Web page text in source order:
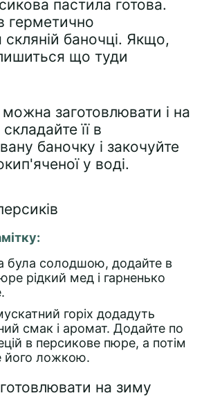
пастила готова.
в герметично
скляній баночці. Якщо,
що туди
заготовлювати і на
її в
баночку і закочуйте
у воді.
була солодшою, додайте в
рідкий мед і гарненько
горіх додадуть
смак і аромат. Додайте по
в персикове пюре, а потім
його ложкою.